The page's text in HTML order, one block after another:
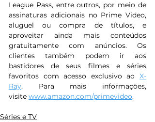
League Pass, entre outros, por meio de
assinaturas adicionais no Prime Video,
aluguel ou compra de títulos, e
aproveitar ainda mais conteúdos
gratuitamente com anúncios. Os
clientes também podem ir aos
bastidores de seus filmes e séries
favoritos com acesso exclusivo ao X-
Ray. Para mais informações,
visite www.amazon.com/primevideo.
Séries e TV